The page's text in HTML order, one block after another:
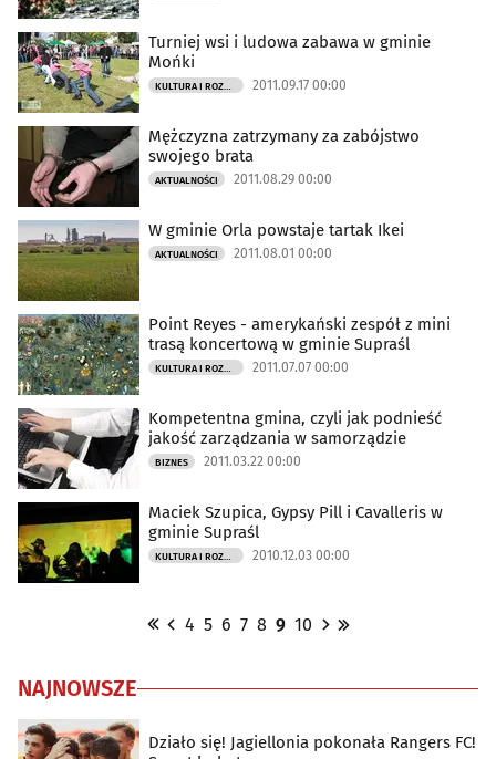
Turniej wsi i ludowa zabawa w gminie
Mońki
KULTURA I ROZRYWKA 2011.09.17 00:00
Mężczyzna zatrzymany za zabójstwo
swojego brata
AKTUALNOŚCI 2011.08.29 00:00
W gminie Orla powstaje tartak Ikei
AKTUALNOŚCI 2011.08.01 00:00
Point Reyes - amerykański zespół z mini
trasą koncertową w gminie Supraśl
KULTURA I ROZRYWKA 2011.07.07 00:00
Kompetentna gmina, czyli jak podnieść
jakość zarządzania w samorządzie
BIZNES 2011.03.22 00:00
Maciek Szupica, Gypsy Pill i Cavalleris w
gminie Supraśl
KULTURA I ROZRYWKA 2010.12.03 00:00
4 5 6 7 8 9 10
NAJNOWSZE
Działo się! Jagiellonia pokonała Rangers FC!